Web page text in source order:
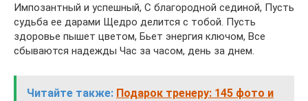
Импозантный и успешный, С благородной сединой, Пусть
судьба ее дарами Щедро делится с тобой. Пусть
здоровье пышет цветом, Бьет энергия ключом, Все
сбываются надежды Час за часом, день за днем.
Читайте также: Подарок тренеру: 145 фото и